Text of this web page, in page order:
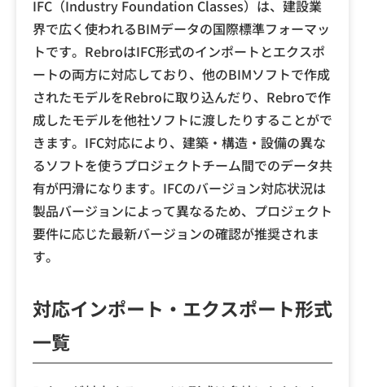
IFC（Industry Foundation Classes）は、建設業
界で広く使われるBIMデータの国際標準フォーマッ
トです。RebroはIFC形式のインポートとエクスポ
ートの両方に対応しており、他のBIMソフトで作成
されたモデルをRebroに取り込んだり、Rebroで作
成したモデルを他社ソフトに渡したりすることがで
きます。IFC対応により、建築・構造・設備の異な
るソフトを使うプロジェクトチーム間でのデータ共
有が円滑になります。IFCのバージョン対応状況は
製品バージョンによって異なるため、プロジェクト
要件に応じた最新バージョンの確認が推奨されま
す。
対応インポート・エクスポート形式
一覧